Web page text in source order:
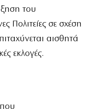
του
Πολιτείες σε σχέση
αισθητά
εκλογές.